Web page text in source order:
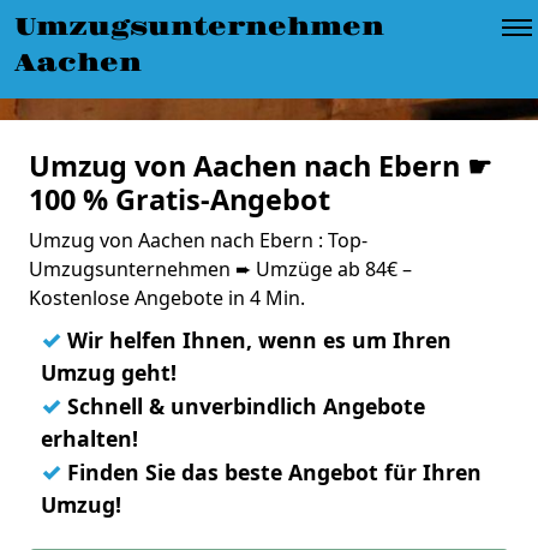
Umzugsunternehmen
Aachen
Umzug von Aachen nach Ebern ☛
100 % Gratis-Angebot
Umzug von Aachen nach Ebern : Top-
Umzugsunternehmen ➨ Umzüge ab 84€ –
Kostenlose Angebote in 4 Min.
✓ Wir helfen Ihnen, wenn es um Ihren
Umzug geht!
✓ Schnell & unverbindlich Angebote
erhalten!
✓ Finden Sie das beste Angebot für Ihren
Umzug!